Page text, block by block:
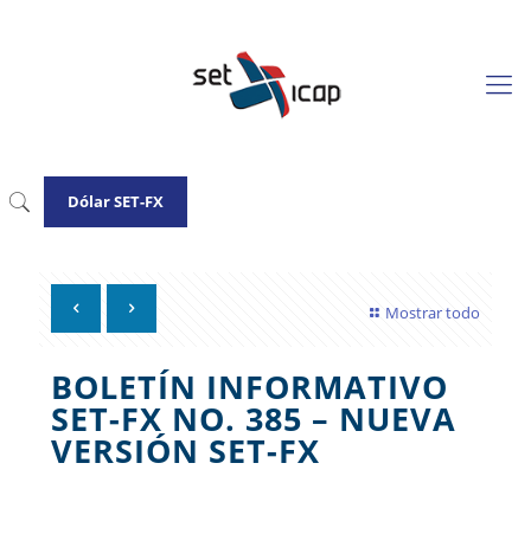
Dólar SET-FX
Mostrar todo
BOLETÍN INFORMATIVO
SET-FX NO. 385 – NUEVA
VERSIÓN SET-FX